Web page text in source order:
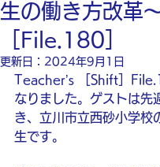
生の働き方改革
［File.180］
更新日： 2024年9月1日
Teacher’s ［Shift］
なりました。ゲストは先
き、立川市立西砂小学校
生です。